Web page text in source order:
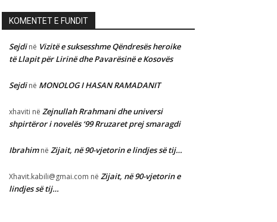
KOMENTET E FUNDIT
Sejdinë Vizitë e suksesshme Qëndresës heroike
të Llapit për Lirinë dhe Pavarësinë e Kosovës
Sejdinë MONOLOG I HASAN RAMADANIT
xhaviti në Zejnullah Rrahmani dhe universi
shpirtëror i novelës ‘99 Rruzaret prej smaragdi
Ibrahimnë Zijait, në 90-vjetorin e lindjes së tij…
Xhavit.kabili@gmai.com në Zijait, në 90-vjetorin e
lindjes së tij…